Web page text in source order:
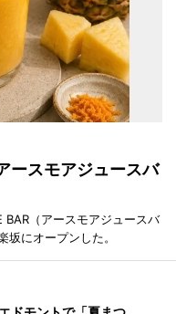
ースモアジュースバ
BAR（アースモアジュースバ
にオープンした。